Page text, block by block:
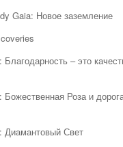
Gaia: Новое заземление
Благодарность – это
Божественная Роза и
Диамантовый Свет